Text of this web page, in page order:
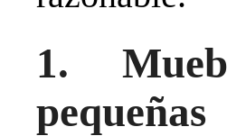
1.
pequeñas